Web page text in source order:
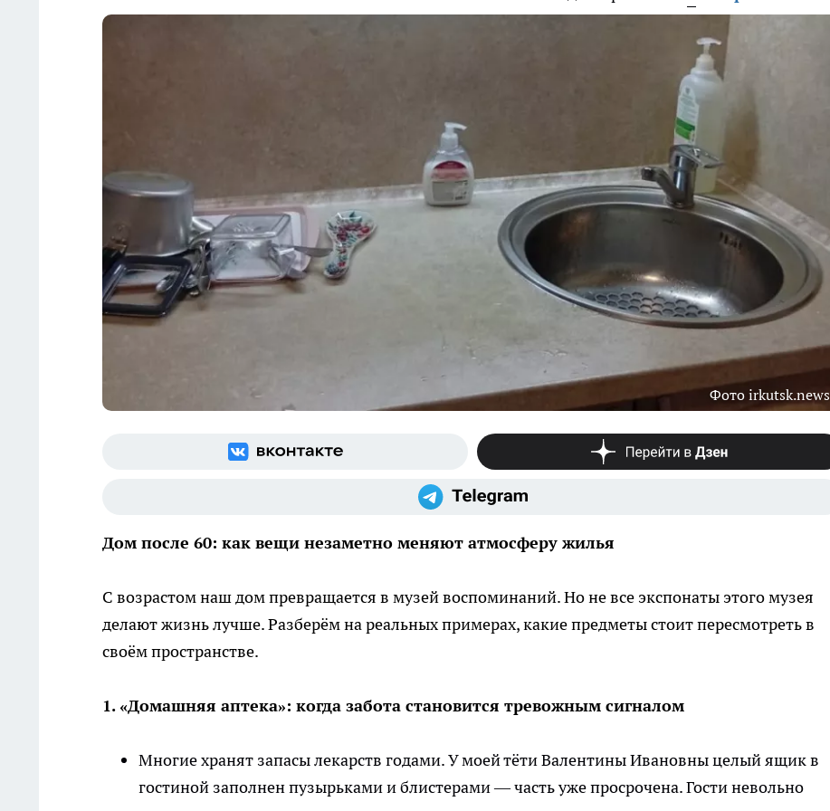
Фото irkutsk.news
Дом после 60: как вещи незаметно меняют атмосферу жилья
С возрастом наш дом превращается в музей воспоминаний. Но не все экспонаты этого музея
делают жизнь лучше. Разберём на реальных примерах, какие предметы стоит пересмотреть в
своём пространстве.
1. «Домашняя аптека»: когда забота становится тревожным сигналом
Многие хранят запасы лекарств годами. У моей тёти Валентины Ивановны целый ящик в
гостиной заполнен пузырьками и блистерами — часть уже просрочена. Гости невольно